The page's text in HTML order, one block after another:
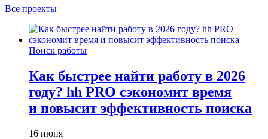
Все проекты
Поиск работы
Как быстрее найти работу в 2026
году? hh PRO сэкономит время
и повысит эффективность поиска
16 июня